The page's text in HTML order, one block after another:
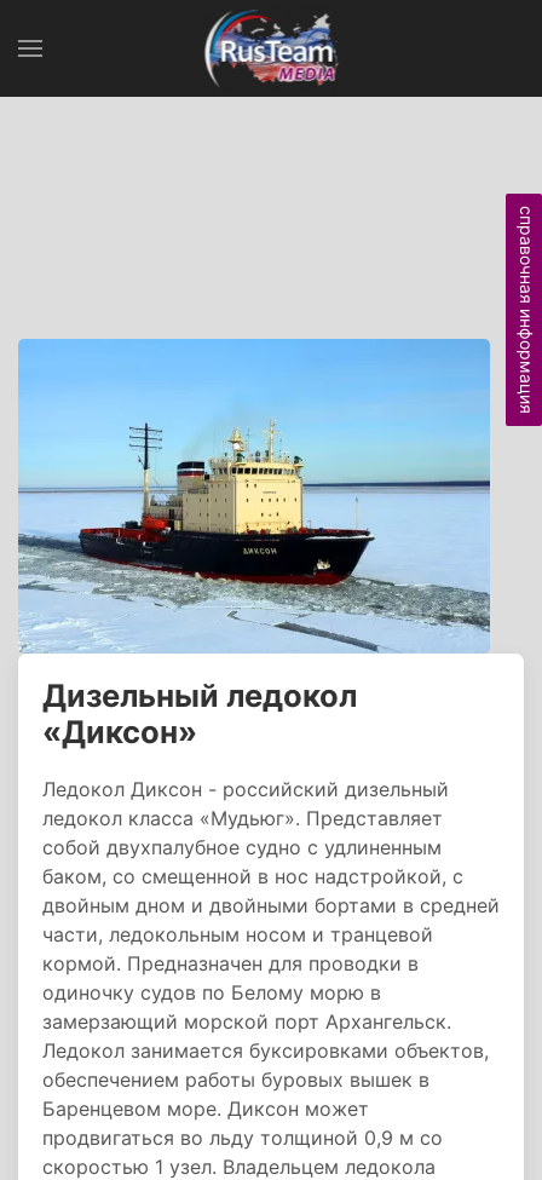
Дизельный ледокол
«Диксон»
Ледокол Диксон - российский дизельный
ледокол класса «Мудьюг». Представляет
собой двухпалубное судно с удлиненным
баком, со смещенной в нос надстройкой, с
двойным дном и двойными бортами в средней
части, ледокольным носом и транцевой
кормой. Предназначен для проводки в
одиночку судов по Белому морю в
замерзающий морской порт Архангельск.
Ледокол занимается буксировками объектов,
обеспечением работы буровых вышек в
Баренцевом море. Диксон может
продвигаться во льду толщиной 0,9 м со
скоростью 1 узел. Владельцем ледокола
справочная информация